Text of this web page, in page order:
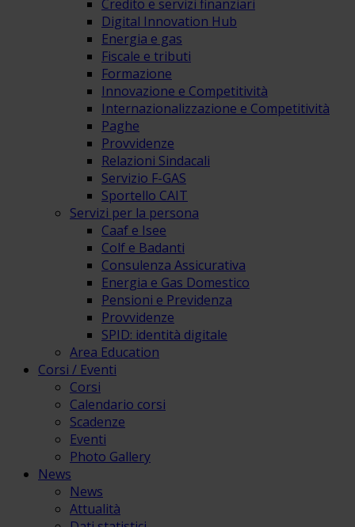
Credito e servizi finanziari
Digital Innovation Hub
Energia e gas
Fiscale e tributi
Formazione
Innovazione e Competitività
Internazionalizzazione e Competitività
Paghe
Provvidenze
Relazioni Sindacali
Servizio F-GAS
Sportello CAIT
Servizi per la persona
Caaf e Isee
Colf e Badanti
Consulenza Assicurativa
Energia e Gas Domestico
Pensioni e Previdenza
Provvidenze
SPID: identità digitale
Area Education
Corsi / Eventi
Corsi
Calendario corsi
Scadenze
Eventi
Photo Gallery
News
News
Attualità